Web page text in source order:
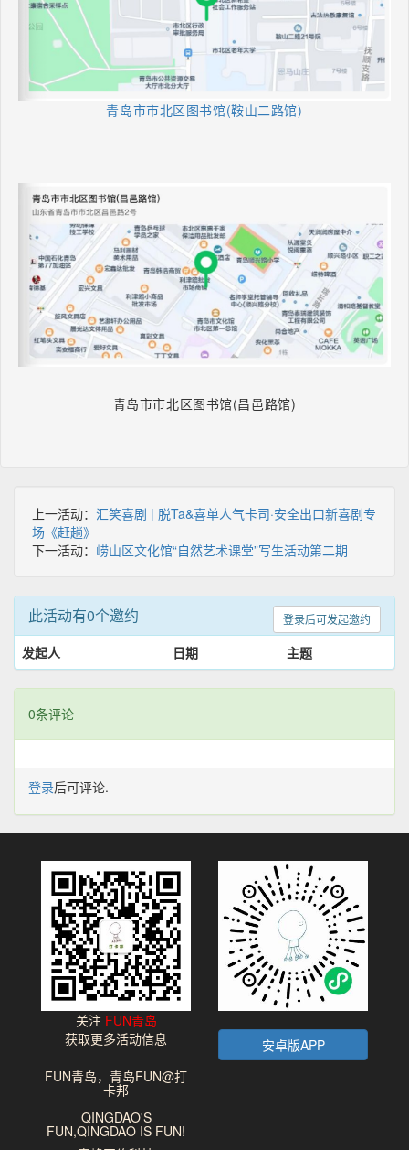
青岛市市北区图书馆(鞍山二路馆)
青岛市市北区图书馆(昌邑路馆)
上一活动： 汇笑喜剧 | 脱Ta&喜单人气卡司·安全出口新喜剧专
场《赶趟》
下一活动： 崂山区文化馆“自然艺术课堂”写生活动第二期
登录后可发起邀约
此活动有0个邀约
发起人 日期 主题
0条评论
登录后可评论.
关注 FUN青岛
获取更多活动信息
安卓版APP
FUN青岛，青岛FUN@打
卡邦
QINGDAO'S
FUN,QINGDAO IS FUN!